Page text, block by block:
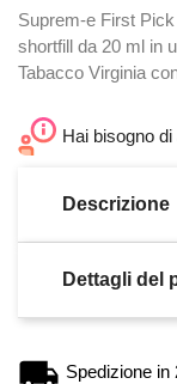
Suprem-e First
shortfill da 20 ml in
Tabacco Virginia
Hai bisogno
Descrizione
Dettagli del
Spedizione in